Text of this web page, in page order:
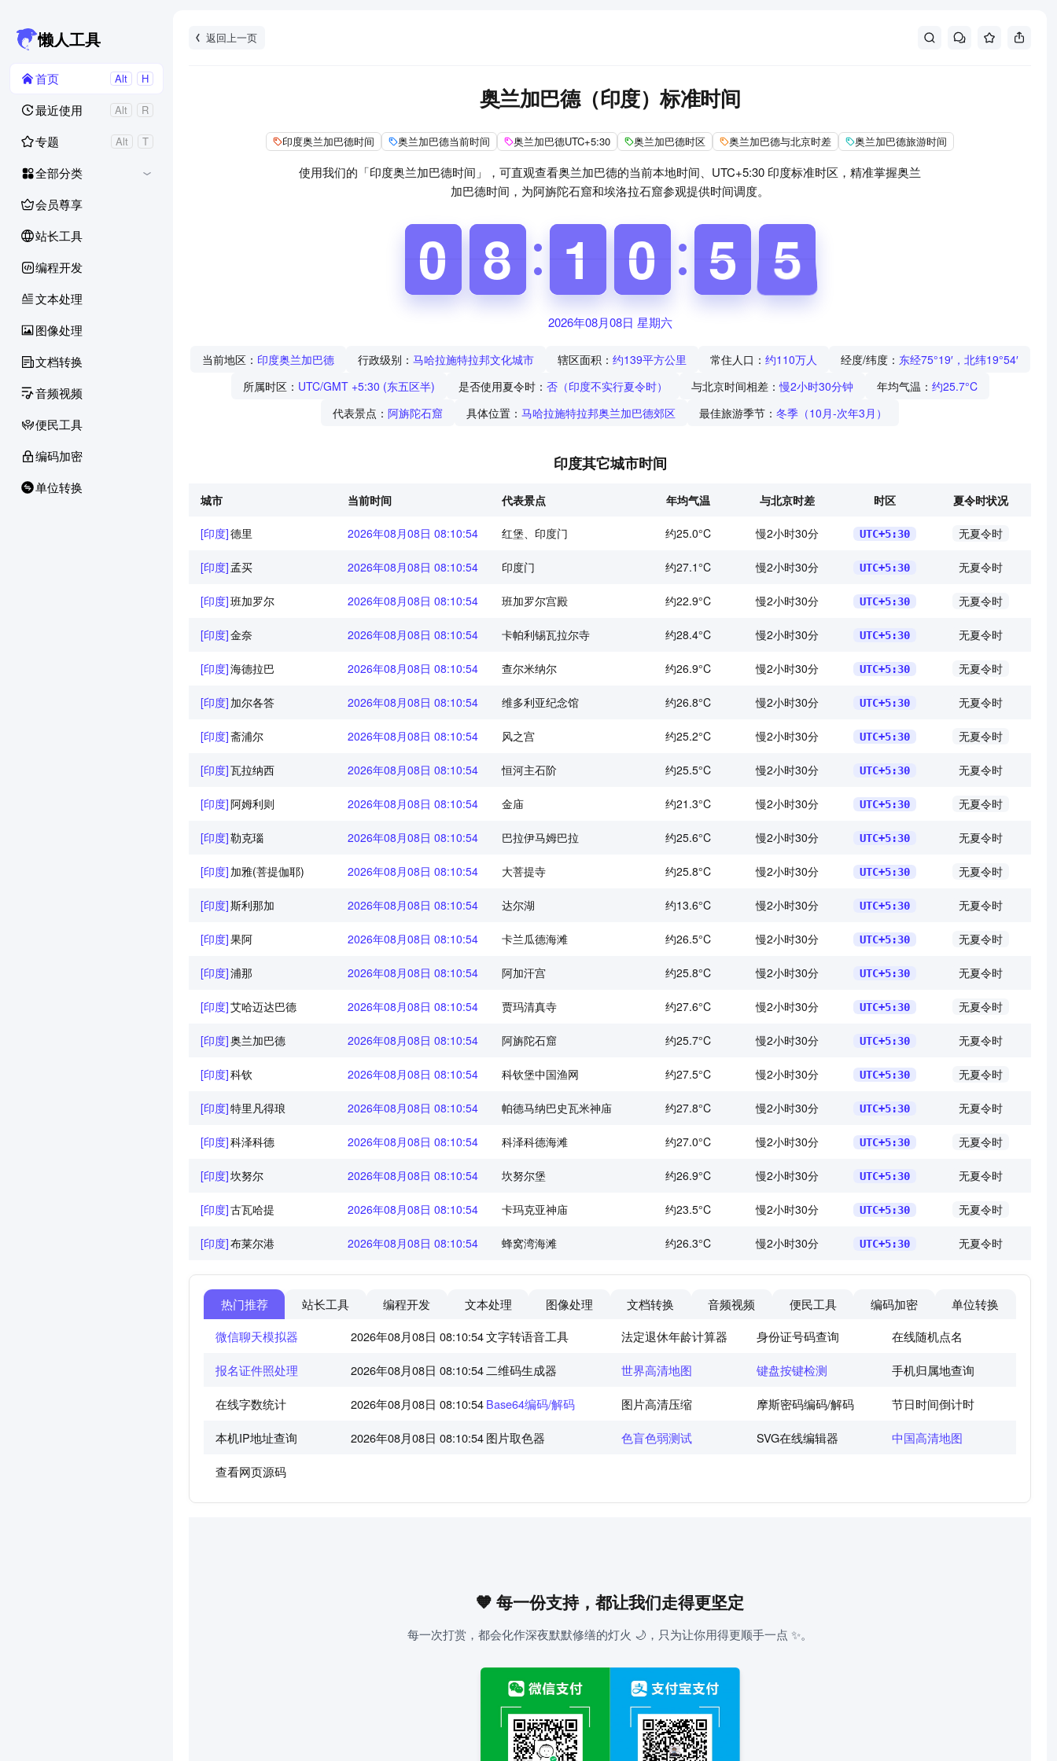
懒人工具
首页 Alt H
最近使用 Alt R
专题 Alt T
全部分类
会员尊享
站长工具
编程开发
文本处理
图像处理
文档转换
音频视频
便民工具
编码加密
单位转换
返回上一页
奥兰加巴德（印度）标准时间
印度奥兰加巴德时间 奥兰加巴德当前时间 奥兰加巴德UTC+5:30 奥兰加巴德时区 奥兰加巴德与北京时差 奥兰加巴德旅游时间
使用我们的「印度奥兰加巴德时间」，可直观查看奥兰加巴德的当前本地时间、UTC+5:30 印度标准时区，精准掌握奥兰
加巴德时间，为阿旃陀石窟和埃洛拉石窟参观提供时间调度。
1
1
0
0 0
0
8
8 4
4
1
1 9
9
0
0 4
5
5 5
5
6
2026年08月08日 星期六
当前地区： 印度奥兰加巴德 行政级别： 马哈拉施特拉邦文化城市 辖区面积： 约139平方公里 常住人口： 约110万人 经度/纬度： 东经75°19′，北纬19°54′
所属时区： UTC/GMT +5:30 (东五区半) 是否使用夏令时： 否（印度不实行夏令时） 与北京时间相差：慢2小时30分钟 年均气温： 约25.7°C
代表景点： 阿旃陀石窟 具体位置： 马哈拉施特拉邦奥兰加巴德郊区 最佳旅游季节： 冬季（10月-次年3月）
印度其它城市时间
城市 当前时间 代表景点 年均气温 与北京时差 时区 夏令时状况
[印度]德里 2026年08月08日 08:10:55 红堡、印度门 约25.0°C 慢2小时30分 UTC+5:30 无夏令时
[印度]孟买 2026年08月08日 08:10:55 印度门 约27.1°C 慢2小时30分 UTC+5:30 无夏令时
[印度]班加罗尔 2026年08月08日 08:10:55 班加罗尔宫殿 约22.9°C 慢2小时30分 UTC+5:30 无夏令时
[印度]金奈 2026年08月08日 08:10:55 卡帕利锡瓦拉尔寺 约28.4°C 慢2小时30分 UTC+5:30 无夏令时
[印度]海德拉巴 2026年08月08日 08:10:55 查尔米纳尔 约26.9°C 慢2小时30分 UTC+5:30 无夏令时
[印度] 加尔各答 2026年08月08日 08:10:55 维多利亚纪念馆 约26.8°C 慢2小时30分 UTC+5:30 无夏令时
[印度]斋浦尔 2026年08月08日 08:10:55 风之宫 约25.2°C 慢2小时30分 UTC+5:30 无夏令时
[印度]瓦拉纳西 2026年08月08日 08:10:55 恒河主石阶 约25.5°C 慢2小时30分 UTC+5:30 无夏令时
[印度]阿姆利则 2026年08月08日 08:10:55 金庙 约21.3°C 慢2小时30分 UTC+5:30 无夏令时
[印度]勒克瑙 2026年08月08日 08:10:55 巴拉伊马姆巴拉 约25.6°C 慢2小时30分 UTC+5:30 无夏令时
[印度] 加雅(菩提伽耶) 2026年08月08日 08:10:55 大菩提寺 约25.8°C 慢2小时30分 UTC+5:30 无夏令时
[印度]斯利那加 2026年08月08日 08:10:55 达尔湖 约13.6°C 慢2小时30分 UTC+5:30 无夏令时
[印度]果阿 2026年08月08日 08:10:55 卡兰瓜德海滩 约26.5°C 慢2小时30分 UTC+5:30 无夏令时
[印度]浦那 2026年08月08日 08:10:55 阿加汗宫 约25.8°C 慢2小时30分 UTC+5:30 无夏令时
[印度]艾哈迈达巴德 2026年08月08日 08:10:55 贾玛清真寺 约27.6°C 慢2小时30分 UTC+5:30 无夏令时
[印度]奥兰加巴德 2026年08月08日 08:10:55 阿旃陀石窟 约25.7°C 慢2小时30分 UTC+5:30 无夏令时
[印度]科钦 2026年08月08日 08:10:55 科钦堡中国渔网 约27.5°C 慢2小时30分 UTC+5:30 无夏令时
[印度]特里凡得琅 2026年08月08日 08:10:55 帕德马纳巴史瓦米神庙 约27.8°C 慢2小时30分 UTC+5:30 无夏令时
[印度]科泽科德 2026年08月08日 08:10:55 科泽科德海滩 约27.0°C 慢2小时30分 UTC+5:30 无夏令时
[印度]坎努尔 2026年08月08日 08:10:55 坎努尔堡 约26.9°C 慢2小时30分 UTC+5:30 无夏令时
[印度]古瓦哈提 2026年08月08日 08:10:55 卡玛克亚神庙 约23.5°C 慢2小时30分 UTC+5:30 无夏令时
[印度]布莱尔港 2026年08月08日 08:10:55 蜂窝湾海滩 约26.3°C 慢2小时30分 UTC+5:30 无夏令时
热门推荐 站长工具 编程开发 文本处理 图像处理 文档转换 音频视频 便民工具 编码加密
单位转换
微信聊天模拟器
2026年08月08日 08:10:55文字转语音工具 法定退休年龄计算器 身份证号码查询 在线随机点名
报名证件照处理 2026年08月08日 08:10:55二维码生成器 世界高清地图 键盘按键检测 手机归属地查询
在线字数统计 2026年08月08日 08:10:55Base64编码/解码 图片高清压缩 摩斯密码编码/解码 节日时间倒计时
本机IP地址查询 2026年08月08日 08:10:55图片取色器 色盲色弱测试 SVG在线编辑器 中国高清地图
查看网页源码
🧡 每一份支持，都让我们走得更坚定
每一次打赏，都会化作深夜默默修缮的灯火 🌙，只为让你用得更顺手一点 ✨。